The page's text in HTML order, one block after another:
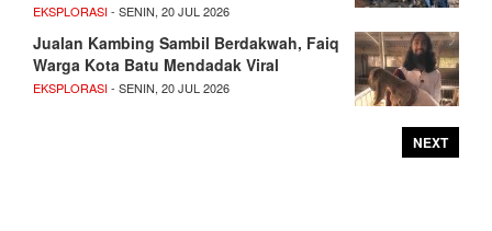
EKSPLORASI- SENIN, 20 JUL 2026
Jualan Kambing Sambil Berdakwah, Faiq
Warga Kota Batu Mendadak Viral
EKSPLORASI- SENIN, 20 JUL 2026
NEXT